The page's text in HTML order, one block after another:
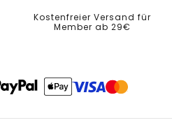
Kostenfreier Versand für
Member ab 29€